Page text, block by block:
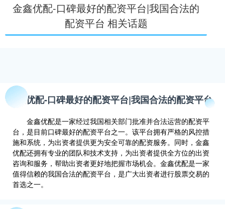
金鑫优配-口碑最好的配资平台|我国合法的
配资平台 相关话题
金鑫优配-口碑最好的配资平台|我国合法的配资平台
金鑫优配是一家经过我国相关部门批准并合法运营的配资平
台，是目前口碑最好的配资平台之一。该平台拥有严格的风控措
施和系统，为出资者提供更为安全可靠的配资服务。同时，金鑫
优配还拥有专业的团队和技术支持，为出资者提供全方位的出资
咨询和服务，帮助出资者更好地把握市场机会。金鑫优配是一家
值得信赖的我国合法的配资平台，是广大出资者进行股票交易的
首选之一。